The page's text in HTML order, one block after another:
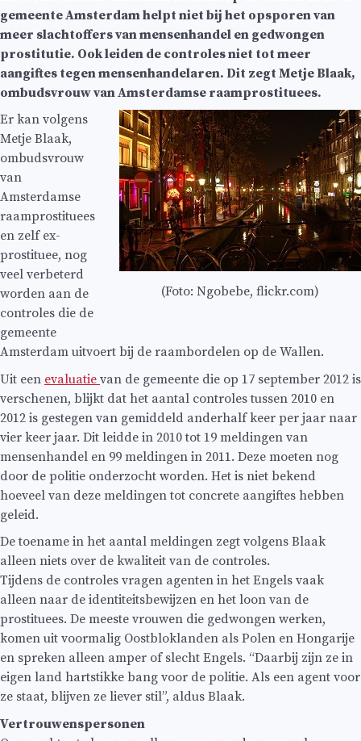
gemeente Amsterdam helpt niet bij het opsporen van
meer slachtoffers van mensenhandel en gedwongen
prostitutie. Ook leiden de controles niet tot meer
aangiftes tegen mensenhandelaren. Dit zegt Metje Blaak,
ombudsvrouw van Amsterdamse raamprostituees.
(Foto: Ngobebe, flickr.com)
Er kan volgens
Metje Blaak,
ombudsvrouw
van
Amsterdamse
raamprostituees
en zelf ex-
prostituee, nog
veel verbeterd
worden aan de
controles die de
gemeente
Amsterdam uitvoert bij de raambordelen op de Wallen.
Uit een evaluatie van de gemeente die op 17 september 2012 is
verschenen, blijkt dat het aantal controles tussen 2010 en
2012 is gestegen van gemiddeld anderhalf keer per jaar naar
vier keer jaar. Dit leidde in 2010 tot 19 meldingen van
mensenhandel en 99 meldingen in 2011. Deze moeten nog
door de politie onderzocht worden. Het is niet bekend
hoeveel van deze meldingen tot concrete aangiftes hebben
geleid.
De toename in het aantal meldingen zegt volgens Blaak
alleen niets over de kwaliteit van de controles.
Tijdens de controles vragen agenten in het Engels vaak
alleen naar de identiteitsbewijzen en het loon van de
prostituees. De meeste vrouwen die gedwongen werken,
komen uit voormalig Oostbloklanden als Polen en Hongarije
en spreken alleen amper of slecht Engels. “Daarbij zijn ze in
eigen land hartstikke bang voor de politie. Als een agent voor
ze staat, blijven ze liever stil”, aldus Blaak.
Vertrouwenspersonen